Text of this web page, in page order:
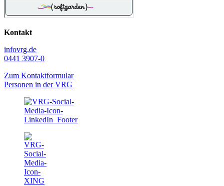
Kontakt
infovrg.de
0441 3907-0
Zum Kontaktformular
Personen in der VRG